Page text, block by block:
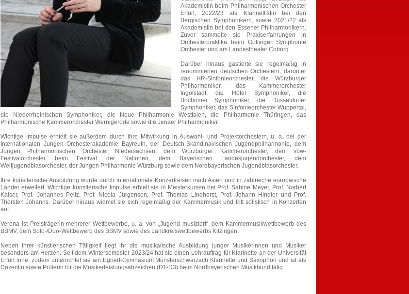
Akademistin beim Philharmonischen Orchester
Erfurt, 2022/23 als Klarinettistin bei den
Bergischen Symphonikern, sowie 2021/22 als
Akademistin bei den Essener Philharmonikern.
Zuvor sammelte sie Praxiserfahrungen in
Orchesterpraktika beim Göttinger Symphonie
Orchester und am Landestheater Coburg.
Darüber hinaus gastierte sie regelmäßig in
renommierten deutschen Orchestern, darunter
das HR-Sinfonieorchester, die Würzburger
Philharmoniker, das Kammerorchester
Ingolstadt, die Hofer Symphoniker, die
Bochumer Symphoniker, die Düsseldorfer
Symphoniker, das Sinfonieorchester Wuppertal,
die Niederrheinischen Symphoniker, die Neue Philharmonie Westfalen, die Philharmonie Thüringen, das
Philharmonische Kammerorchester Wernigerode sowie die Jenaer Philharmoniker.
Wichtige Impulse erhielt sie außerdem durch ihre Mitwirkung in Auswahl- und Projektorchestern, u. a. bei der
Internationalen Jungen Orchesterakademie Bayreuth, der Deutsch-Skandinavischen Jugendphilharmonie, dem
Jungen Philharmonischen Orchester Niedersachsen, dem Würzburger Kammerorchester, dem vbw-
Festivalorchester beim Festival der Nationen, dem Bayerischen Landesjugendorchester, dem
Weltjugendblasorchester, der Jungen Philharmonie Würzburg sowie dem Nordbayerischen Jugendblasorchester.
Ihre künstlerische Ausbildung wurde durch internationale Konzertreisen nach Asien und in zahlreiche europäische
Länder erweitert. Wichtige künstlerische Impulse erhielt sie in Meisterkursen bei Prof. Sabine Meyer, Prof. Norbert
Kaiser, Prof. Johannes Peitz, Prof. Nicola Jürgensen, Prof. Thomas Lindhorst, Prof. Johann Hindler und Prof.
Thorsten Johanns. Darüber hinaus widmet sie sich regelmäßig der Kammermusik und tritt solistisch in Konzerten
auf.
Verena ist Preisträgerin mehrerer Wettbewerbe, u. a. von „Jugend musiziert“, dem Kammermusikwettbewerb des
BBMV, dem Solo-/Duo-Wettbewerb des BBMV sowie des Landkreiswettbewerbs Kitzingen.
Neben ihrer künstlerischen Tätigkeit liegt ihr die musikalische Ausbildung junger Musikerinnen und Musiker
besonders am Herzen. Seit dem Wintersemester 2023/24 hat sie einen Lehrauftrag für Klarinette an der Universität
Erfurt inne, zudem unterrichtet sie am Egbert-Gymnasium Münsterschwarzach Klarinette und Saxophon und ist als
Dozentin sowie Prüferin für die Musikerleistungsabzeichen (D1-D3) beim Nordbayerischen Musikbund tätig.